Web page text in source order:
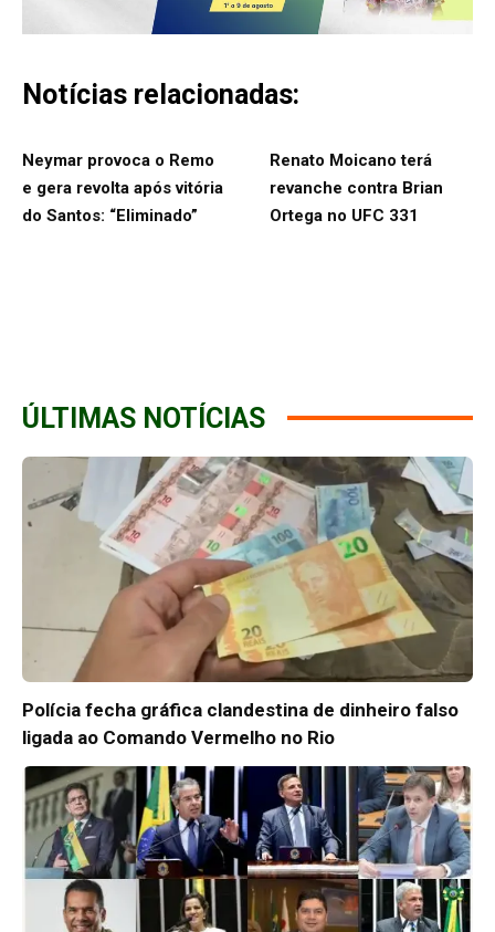
Notícias relacionadas:
Neymar provoca o Remo
e gera revolta após vitória
do Santos: “Eliminado”
Renato Moicano terá
revanche contra Brian
Ortega no UFC 331
ÚLTIMAS NOTÍCIAS
Polícia fecha gráfica clandestina de dinheiro falso
ligada ao Comando Vermelho no Rio